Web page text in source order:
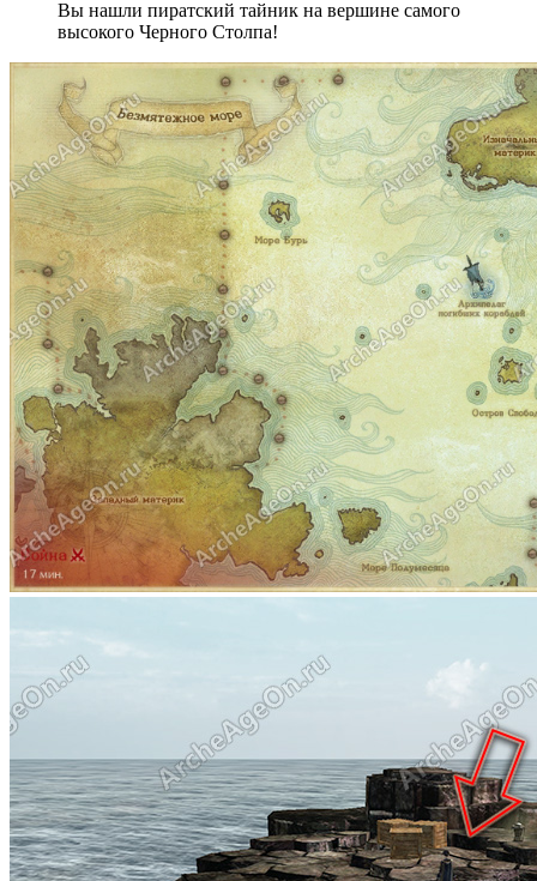
Вы нашли пиратский тайник на вершине самого
высокого Черного Столпа!